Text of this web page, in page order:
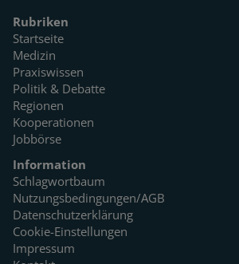
Rubriken
Startseite
Medizin
Praxiswissen
Politik & Debatte
Regionen
Kooperationen
Jobbörse
Information
Schlagwortbaum
Nutzungsbedingungen/AGB
Datenschutzerklärung
Cookie-Einstellungen
Impressum